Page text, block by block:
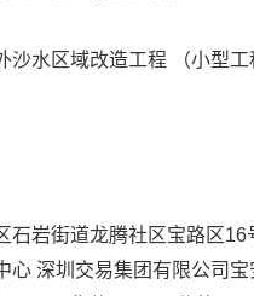
沙水区域改造工程 （小型工
石岩街道龙腾社区宝路区16
心 深圳交易集团有限公司